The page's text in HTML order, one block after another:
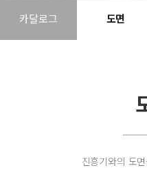
카달로그 도면
진흥기와의 도